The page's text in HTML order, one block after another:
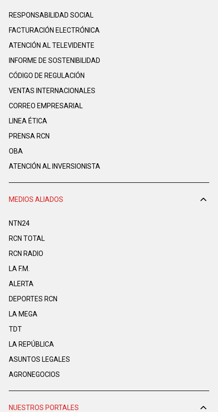
RESPONSABILIDAD SOCIAL
FACTURACIÓN ELECTRÓNICA
ATENCIÓN AL TELEVIDENTE
INFORME DE SOSTENIBILIDAD
CÓDIGO DE REGULACIÓN
VENTAS INTERNACIONALES
CORREO EMPRESARIAL
LINEA ÉTICA
PRENSA RCN
OBA
ATENCIÓN AL INVERSIONISTA
MEDIOS ALIADOS
NTN24
RCN TOTAL
RCN RADIO
LA F.M.
ALERTA
DEPORTES RCN
LA MEGA
TDT
LA REPÚBLICA
ASUNTOS LEGALES
AGRONEGOCIOS
NUESTROS PORTALES